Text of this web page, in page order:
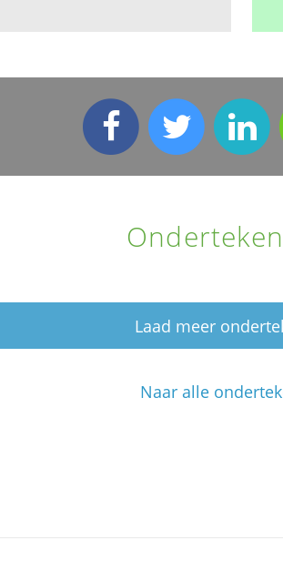
Laad meer
Naar alle